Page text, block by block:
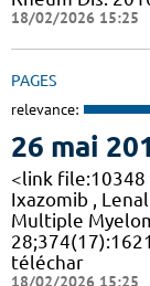
18/02/2026 15:25
PAGES
relevance:
26 mai
<link
Ixazomib ,
Multiple
téléchar
18/02/2026 15:25